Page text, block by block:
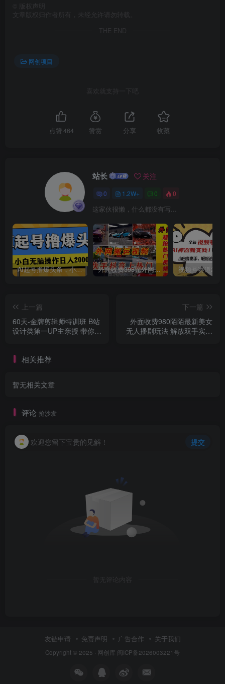
版权声明
文章版权归作者所有，未经允许请勿转载。
THE END
网创项目
喜欢就支持一下吧
点赞464 赞赏 分享 收藏
站长 关注
0 1.2W+ 0 0
这家伙很懒，什么都没有写...
AI起号撸爆头条，小白也能操作，日入2000+ 外面收费398元外网超跑豪车汽车视频搬运至快手抖音上热门项目
上一篇
60天-金牌剪辑师特训班 B站
设计类第一UP主亲授 带你0
下一篇
外面收费980陌陌最新美女
无人播剧玩法 解放双手实现
相关推荐
暂无相关文章
评论 抢沙发
欢迎您留下宝贵的见解！ 提交
暂无评论内容
友链申请 免责声明 广告合作 关于我们
Copyright © 2025 · 网创库 闽ICP备2026003221号